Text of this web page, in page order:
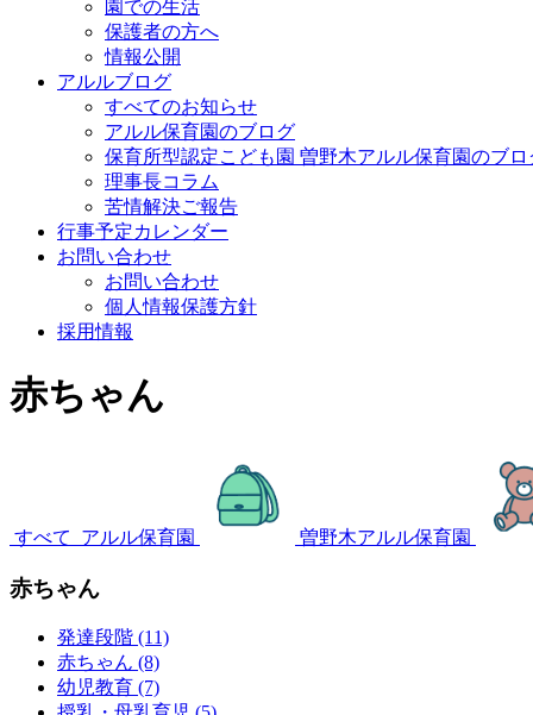
園での生活
保護者の方へ
情報公開
アルルブログ
すべてのお知らせ
アルル保育園のブログ
保育所型認定こども園 曽野木アルル保育園のブロ
理事長コラム
苦情解決ご報告
行事予定カレンダー
お問い合わせ
お問い合わせ
個人情報保護方針
採用情報
赤ちゃん
すべて アルル保育園 曽野木アルル保育園
赤ちゃん
発達段階 (11)
赤ちゃん (8)
幼児教育 (7)